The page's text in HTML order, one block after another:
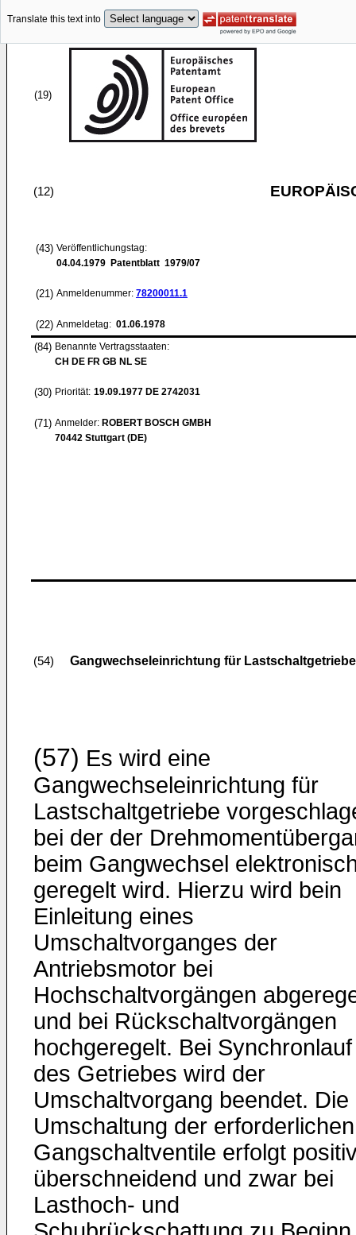
Translate this text into
(19)
(12)
(43) Veröffentlichungstag:
04.04.1979 Patentblatt 1979/07
(21) Anmeldenummer: 78200011.1
(22) Anmeldetag: 01.06.1978
(84) Benannte Vertragsstaaten:
CH DE FR GB NL SE
(30) Priorität: 19.09.1977 DE 2742031
(71) Anmelder: ROBERT BOSCH GMBH
70442 Stuttgart (DE)
(54) Gangwechseleinrichtung für Lastschaltgetriebe
(57) Es wird eine
Gangwechseleinrichtung für
Lastschaltgetriebe
bei der der
beim Gangwechsel
geregelt wird. Hierzu wird bein
Einleitung eines
Umschaltvorganges der
Antriebsmotor bei
Hochschaltvorgängen
und bei Rückschaltvorgängen
hochgeregelt. Bei Synchronlauf
des Getriebes wird der
Umschaltvorgang beendet. Die
Umschaltung der erforderlichen
Gangschaltventile erfolgt
überschneidend und zwar bei
Lasthoch- und